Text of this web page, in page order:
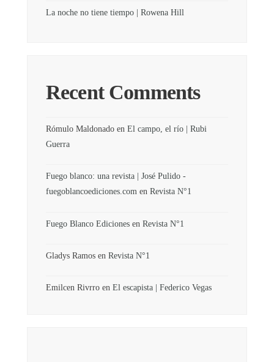
La noche no tiene tiempo | Rowena Hill
Recent Comments
Rómulo Maldonado en El campo, el río | Rubi
Guerra
Fuego blanco: una revista | José Pulido -
fuegoblancoediciones.com en Revista N°1
Fuego Blanco Ediciones en Revista N°1
Gladys Ramos en Revista N°1
Emilcen Rivrro en El escapista | Federico Vegas